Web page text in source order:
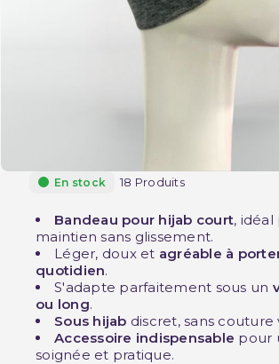
En stock 18 Produits
Bandeau pour hijab court,
maintien sans glissement.
Léger, doux et agréable à
quotidien.
S'adapte parfaitement sous un
ou long.
Sous hijab discret, sans couture
Accessoire indispensable pour
soignée et pratique.